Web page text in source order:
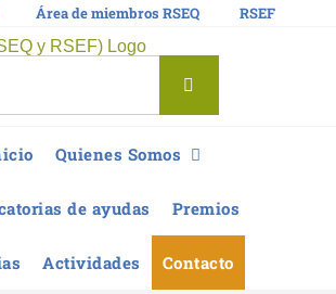
Área de miembros RSEQ RSEF
Quienes Somos
de ayudas Premios
Actividades Contacto